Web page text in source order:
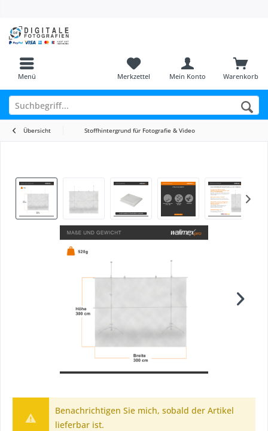
Menü Warenkorb
Merkzettel Mein Konto
Übersicht Stoffhintergrund für Fotografie & Video
Benachrichtigen Sie mich, sobald der Artikel
lieferbar ist.